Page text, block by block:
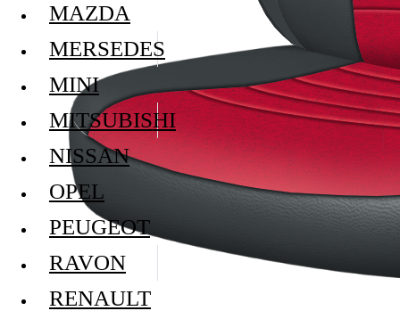
MAZDA
MERSEDES
MINI
MITSUBISHI
NISSAN
OPEL
PEUGEOT
RAVON
RENAULT